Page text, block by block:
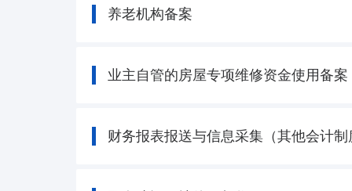
养老机构备案
业主自管的房屋专项维修资金使用备案
财务报表报送与信息采集（其他会计制